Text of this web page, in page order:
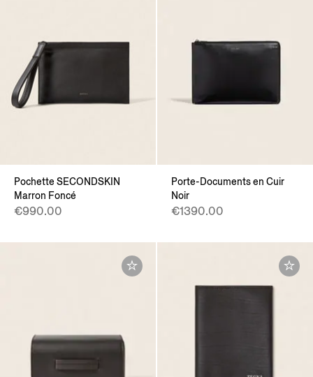
Pochette SECONDSKIN
Marron Foncé
€990.00
Porte-Documents en Cuir
Noir
€1390.00